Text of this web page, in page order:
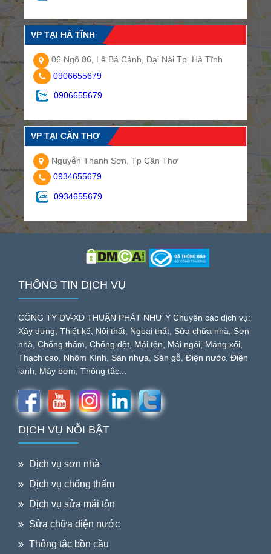
VP TẠI HÀ TĨNH
06 Ngõ 06, Lê Bá Cảnh, Đại Nài Tp. Hà Tĩnh
0906655679
0906655679
VP TẠI CẦN THƠ
Nguyễn Thanh Sơn, Tp Cần Thơ
0934655679
0934655679
THÔNG TIN DỊCH VỤ
CÔNG TY DV-XD THUẬN PHÁT NHƯ Ý Chuyên các dịch vụ:
Xây dựng, Thiết kế, Nội thất, Ngoại thất, Sửa chữa nhà, Sơn
nhà, Chống thấm, Chống dột, Mái tôn, Mái ngói, Máng xối,
Thạch cao, Nhôm Kính, Sàn nhựa, Sàn gỗ, Điện nước, Điện
lạnh, Máy bơm, Thông tắc...
DỊCH VỤ NỖI BẬT
Dịch vụ sơn nhà
Dịch vụ chống thấm
Dịch vụ sửa mái tôn
Sửa chữa điện nước
Thông tắc bồn cầu